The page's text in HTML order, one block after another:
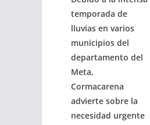
temporada de
lluvias en varios
municipios del
departamento del
Meta,
Cormacarena
advierte sobre la
necesidad urgente